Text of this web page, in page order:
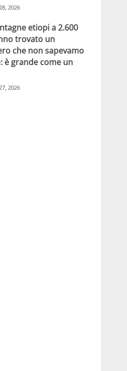
2026
etiopi a 2.600
trovato un
che non sapevamo
è grande come un
2026